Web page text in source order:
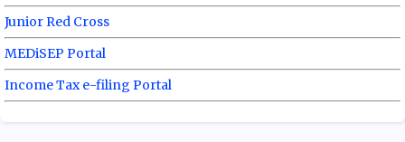
Junior Red Cross
MEDiSEP Portal
Income Tax e-filing Portal